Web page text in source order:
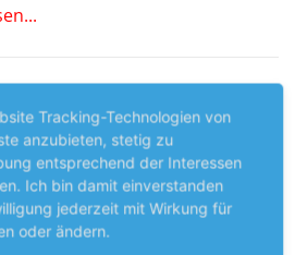
AM 25. MÄRZ 2026 VON
Tracking-Technologien von
anzubieten, stetig zu
entsprechend der Interessen
Ich bin damit einverstanden
jederzeit mit Wirkung für
oder ändern.